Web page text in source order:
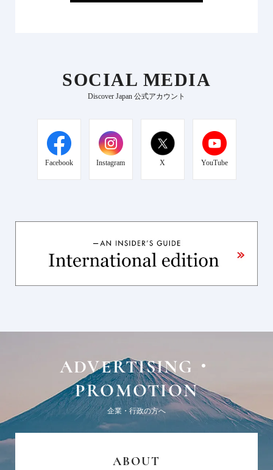
SOCIAL MEDIA
Discover Japan 公式アカウント
Facebook Instagram X YouTube
ADVERTISING・
PROMOTION
企業・行政の方へ
ABOUT